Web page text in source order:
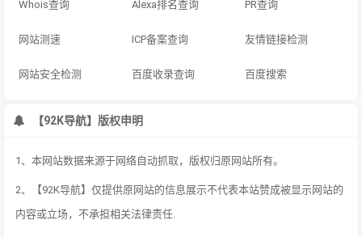
Whois查询 Alexa排名查询 PR查询
网站测速 ICP备案查询 友情链接检测
网站安全检测 百度收录查询 百度搜索
【92K导航】版权申明
1、本网站数据来源于网络自动抓取，版权归原网站所有。
2、【92K导航】仅提供原网站的信息展示不代表本站赞成被显示网站的
内容或立场，不承担相关法律责任.